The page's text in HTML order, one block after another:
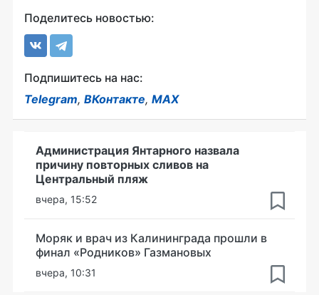
Поделитесь новостью:
Подпишитесь на нас:
Telegram, ВКонтакте, MAX
Администрация Янтарного назвала
причину повторных сливов на
Центральный пляж
вчера, 15:52
Моряк и врач из Калининграда прошли в
финал «Родников» Газмановых
вчера, 10:31